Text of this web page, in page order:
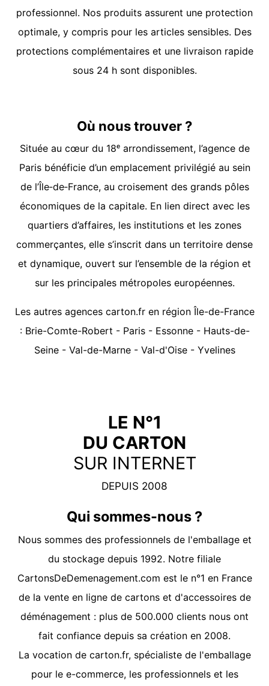
professionnel. Nos produits assurent une protection
optimale, y compris pour les articles sensibles. Des
protections complémentaires et une livraison rapide
sous 24 h sont disponibles.
Où nous trouver ?
Située au cœur du 18ᵉ arrondissement, l’agence de
Paris bénéficie d’un emplacement privilégié au sein
de l’Île‑de‑France, au croisement des grands pôles
économiques de la capitale. En lien direct avec les
quartiers d’affaires, les institutions et les zones
commerçantes, elle s’inscrit dans un territoire dense
et dynamique, ouvert sur l’ensemble de la région et
sur les principales métropoles européennes.
Les autres agences carton.fr en région Île-de-France
: Brie-Comte-Robert - Paris- Essonne- Hauts-de-
Seine- Val-de-Marne- Val-d'Oise- Yvelines
LE N°1
DU CARTON
SUR INTERNET
DEPUIS 2008
Qui sommes-nous ?
Nous sommes des professionnels de l'emballage et
du stockage depuis 1992. Notre filiale
CartonsDeDemenagement.com est le n°1 en France
de la vente en ligne de cartons et d'accessoires de
déménagement : plus de 500.000 clients nous ont
fait confiance depuis sa création en 2008.
La vocation de carton.fr, spécialiste de l'emballage
pour le e-commerce, les professionnels et les